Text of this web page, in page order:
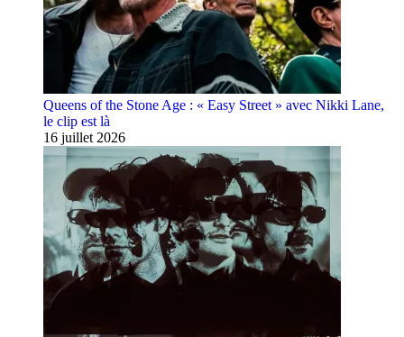
Queens of the Stone Age : « Easy Street » avec Nikki Lane,
le clip est là
16 juillet 2026